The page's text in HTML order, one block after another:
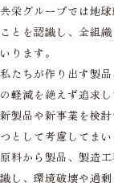
共栄グループでは地
ことを認識し、全組
いります。
私たちが作り出す製
の軽減を絶えず追求し
新製品や新事業を検
つとして考慮してまい
原料から製品、製造
識し、環境破壊や過